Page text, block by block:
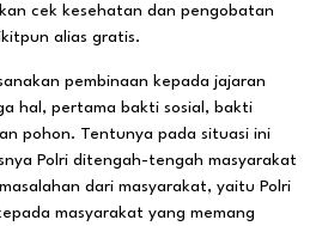
cek kesehatan dan pengobatan
alias gratis.
pembinaan kepada jajaran
hal, pertama bakti sosial, bakti
pohon. Tentunya pada situasi ini
Polri ditengah-tengah masyarakat
dari masyarakat, yaitu Polri
masyarakat yang memang